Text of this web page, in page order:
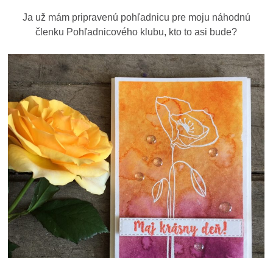
Ja už mám pripravenú pohľadnicu pre moju náhodnú
členku Pohľadnicového klubu, kto to asi bude?